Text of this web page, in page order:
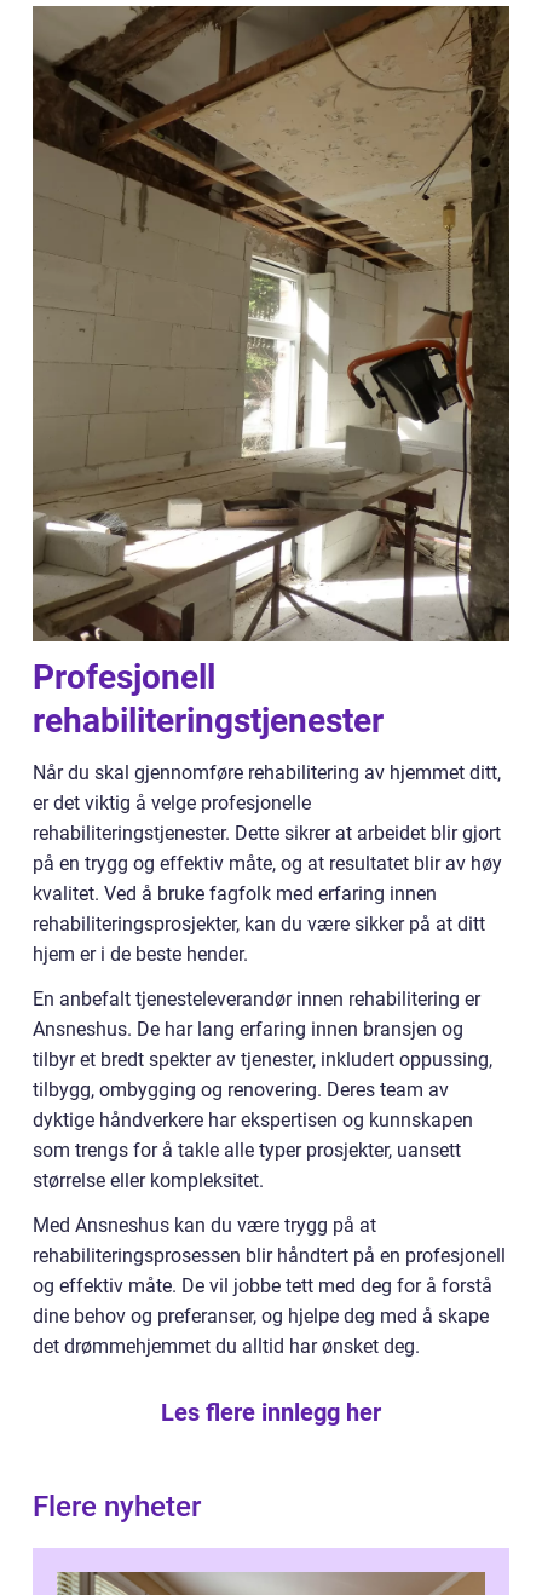
Profesjonell
rehabiliteringstjenester
Når du skal gjennomføre rehabilitering av hjemmet ditt,
er det viktig å velge profesjonelle
rehabiliteringstjenester. Dette sikrer at arbeidet blir gjort
på en trygg og effektiv måte, og at resultatet blir av høy
kvalitet. Ved å bruke fagfolk med erfaring innen
rehabiliteringsprosjekter, kan du være sikker på at ditt
hjem er i de beste hender.
En anbefalt tjenesteleverandør innen rehabilitering er
Ansneshus. De har lang erfaring innen bransjen og
tilbyr et bredt spekter av tjenester, inkludert oppussing,
tilbygg, ombygging og renovering. Deres team av
dyktige håndverkere har ekspertisen og kunnskapen
som trengs for å takle alle typer prosjekter, uansett
størrelse eller kompleksitet.
Med Ansneshus kan du være trygg på at
rehabiliteringsprosessen blir håndtert på en profesjonell
og effektiv måte. De vil jobbe tett med deg for å forstå
dine behov og preferanser, og hjelpe deg med å skape
det drømmehjemmet du alltid har ønsket deg.
Les flere innlegg her
Flere nyheter